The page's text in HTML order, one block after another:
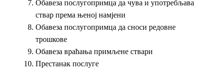
Обавеза послугопримца да чува и употребљава
ствар према њеној намјени
Обавеза послугопримца да сноси редовне
трошкове
Обавеза враћања примљене ствари
Престанак послуге